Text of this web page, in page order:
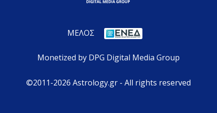
ΜΕΛΟΣ
Monetized by DPG Digital Media Group
©2011-2026 Astrology.gr - All rights reserved